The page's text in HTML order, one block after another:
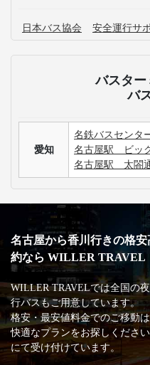
日本バス協会 安全運行サ
バスター
バ
愛知
名鉄バスセンタ
名古屋駅 ビッ
名古屋駅 太閤
名古屋から香川行きの格
約なら WILLER TRAVEL
WILLER TRAVELでは全国の
行バスもご用意しています。
格安・最安値料金でのご移動
快適なプランをお探しくださ
にて受け付けています。